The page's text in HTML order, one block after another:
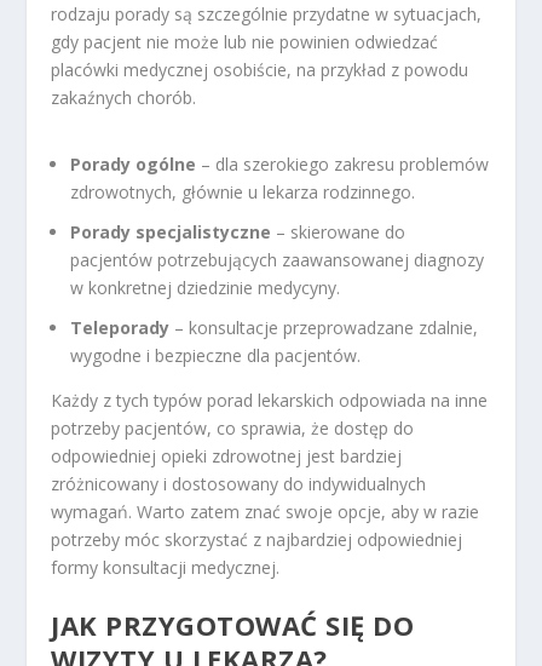
rodzaju porady są szczególnie przydatne w sytuacjach,
gdy pacjent nie może lub nie powinien odwiedzać
placówki medycznej osobiście, na przykład z powodu
zakaźnych chorób.
Porady ogólne – dla szerokiego zakresu problemów
zdrowotnych, głównie u lekarza rodzinnego.
Porady specjalistyczne – skierowane do
pacjentów potrzebujących zaawansowanej diagnozy
w konkretnej dziedzinie medycyny.
Teleporady – konsultacje przeprowadzane zdalnie,
wygodne i bezpieczne dla pacjentów.
Każdy z tych typów porad lekarskich odpowiada na inne
potrzeby pacjentów, co sprawia, że dostęp do
odpowiedniej opieki zdrowotnej jest bardziej
zróżnicowany i dostosowany do indywidualnych
wymagań. Warto zatem znać swoje opcje, aby w razie
potrzeby móc skorzystać z najbardziej odpowiedniej
formy konsultacji medycznej.
JAK PRZYGOTOWAĆ SIĘ DO